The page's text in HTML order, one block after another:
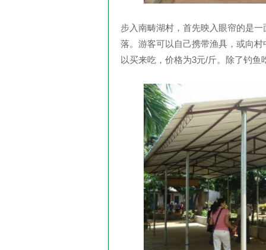
步入南畴湖村，首先映入眼帘的是
落。游客可以自己携带渔具，或向
以买来吃，价格为3元/斤。除了钓